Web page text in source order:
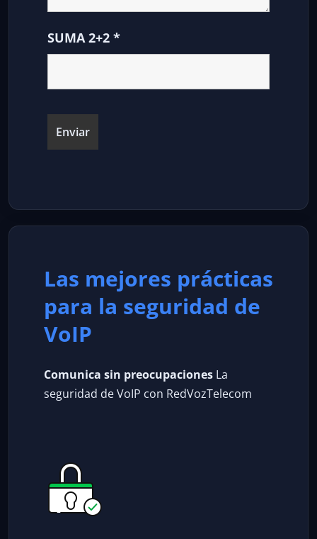
SUMA 2+2 *
Las mejores prácticas
para la seguridad de
VoIP
Comunica sin preocupaciones La
seguridad de VoIP con RedVozTelecom